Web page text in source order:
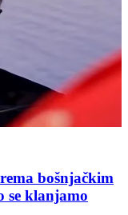
bošnjačkim
se klanjamo